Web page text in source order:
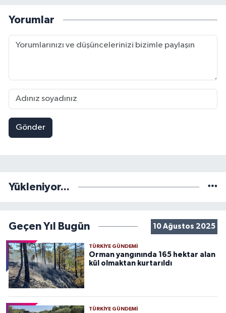
Yorumlar
Gönder
Yükleniyor...
Geçen Yıl Bugün 10 Ağustos 2025
TÜRKIYE GÜNDEMI
Orman yangınında 165 hektar alan
kül olmaktan kurtarıldı
TÜRKIYE GÜNDEMI